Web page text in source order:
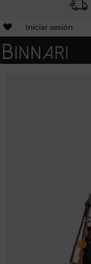
Iniciar sesión